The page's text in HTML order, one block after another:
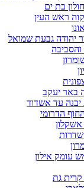
בת ים
ראש העין
יהודה גבעת שמואל
והסביבה
באר יעקב
יבנה עד אשדוד
הדרומי
שדרות
עומק אילון
קרית גת